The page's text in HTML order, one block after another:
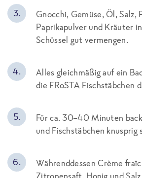
Gnocchi, Gemüse, Öl, Salz,
Paprikapulver und Kräuter
Schüssel gut vermengen.
Alles gleichmäßig auf ein
die FRoSTA Fischstäbchen
Für ca. 30–40 Minuten
und Fischstäbchen knusprig
Währenddessen Crème